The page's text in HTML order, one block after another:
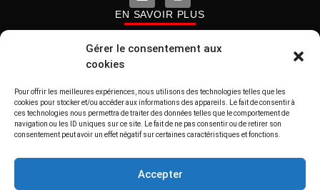
Gérer le consentement aux
cookies
Pour offrir les meilleures expériences, nous utilisons des technologies telles que les
cookies pour stocker et/ou accéder aux informations des appareils. Le fait de consentir à
ces technologies nous permettra de traiter des données telles que le comportement de
navigation ou les ID uniques sur ce site. Le fait de ne pas consentir ou de retirer son
consentement peut avoir un effet négatif sur certaines caractéristiques et fonctions.
Accepter
EN SAVOIR PLUS
Politique de confidentialité
ACCÈS RAPIDE
Thémis Lab
Espace Recrutement
Nos références Clients